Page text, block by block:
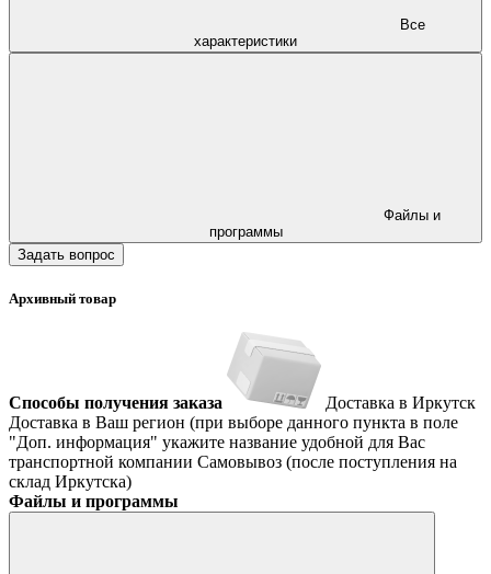
характеристики
программы
Задать вопрос
Архивный товар
Способы получения заказа
Доставка в Иркутск
Доставка в Ваш регион (при выборе данного пункта в поле
"Доп. информация" укажите название удобной для Вас
транспортной компании Самовывоз (после поступления на
склад Иркутска)
Файлы и программы